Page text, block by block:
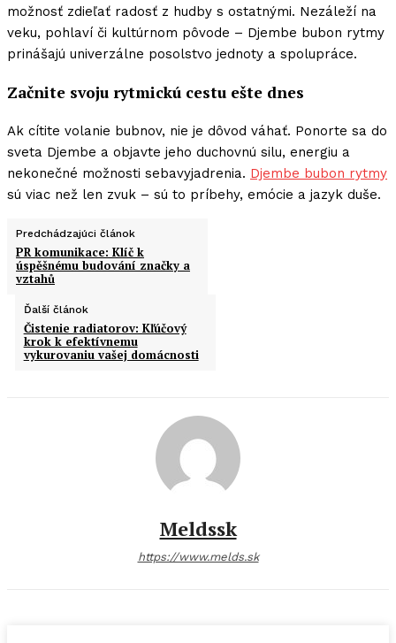
možnosť zdieľať radosť z hudby s ostatnými. Nezáleží na
veku, pohlaví či kultúrnom pôvode – Djembe bubon rytmy
prinášajú univerzálne posolstvo jednoty a spolupráce.
Začnite svoju rytmickú cestu ešte dnes
Ak cítite volanie bubnov, nie je dôvod váhať. Ponorte sa do
sveta Djembe a objavte jeho duchovnú silu, energiu a
nekonečné možnosti sebavyjadrenia. Djembe bubon rytmy
sú viac než len zvuk – sú to príbehy, emócie a jazyk duše.
Predchádzajúci článok
PR komunikace: Klíč k
úspěšnému budování značky a
vztahů
Ďalší článok
Čistenie radiatorov: Kľúčový
krok k efektívnemu
vykurovaniu vašej domácnosti
Meldssk
https://www.melds.sk